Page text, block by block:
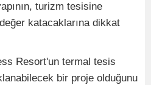
turizm tesisine
katacaklarına dikkat
Resort'un termal tesis
bir proje olduğunu